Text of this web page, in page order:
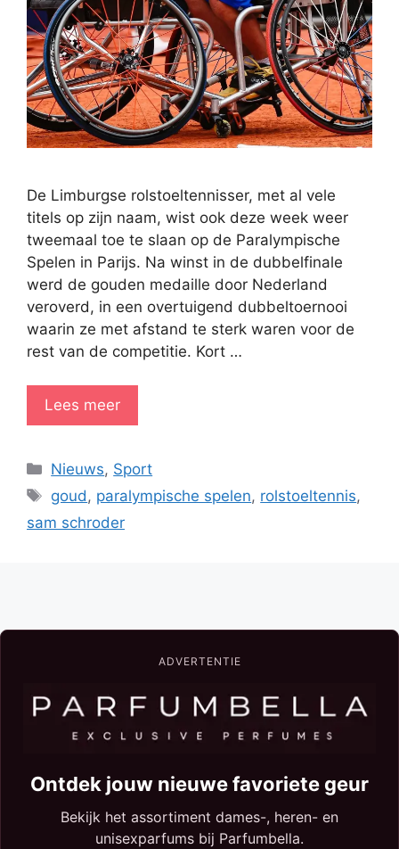
De Limburgse rolstoeltennisser, met al vele
titels op zijn naam, wist ook deze week weer
tweemaal toe te slaan op de Paralympische
Spelen in Parijs. Na winst in de dubbelfinale
werd de gouden medaille door Nederland
veroverd, in een overtuigend dubbeltoernooi
waarin ze met afstand te sterk waren voor de
rest van de competitie. Kort …
Lees meer
Categorieën
Nieuws, Sport
Tags
goud, paralympische spelen, rolstoeltennis,
sam schroder
ADVERTENTIE
Ontdek jouw nieuwe favoriete geur
Bekijk het assortiment dames-, heren- en
unisexparfums bij Parfumbella.